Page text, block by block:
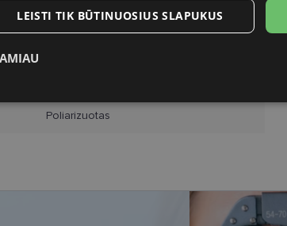
Plastmasinis
Poliarizuotas
LEISTI TIK BŪTINUOSIUS SLAPUKUS
Rinkodaros slapukai